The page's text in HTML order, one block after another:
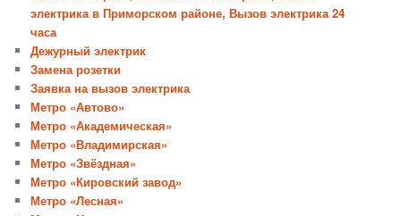
электрика в Приморском районе, Вызов электрика 24
часа
Дежурный электрик
Замена розетки
Заявка на вызов электрика
Метро «Автово»
Метро «Академическая»
Метро «Владимирская»
Метро «Звёздная»
Метро «Кировский завод»
Метро «Лесная»